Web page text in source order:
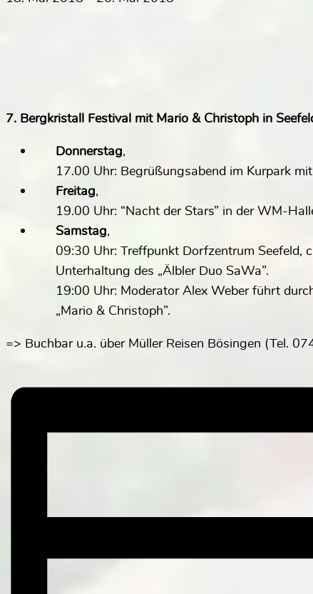
7. Bergkristall Festival mit Mario & Christoph in
Donnerstag,
17.00 Uhr: Begrüßungsabend im Kurpark
Freitag,
19.00 Uhr: “Nacht der Stars” in der WM-
Samstag,
09:30 Uhr: Treffpunkt Dorfzentrum Seefeld,
Unterhaltung des „Älbler Duo SaWa”.
19:00 Uhr: Moderator Alex Weber führt
„Mario & Christoph”.
=> Buchbar u.a. über Müller Reisen Bösingen (Tel.